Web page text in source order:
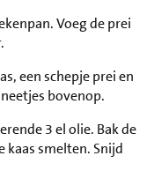
Voeg de prei
een schepje prei en
bovenop.
3 el olie. Bak de
kaas smelten. Snijd